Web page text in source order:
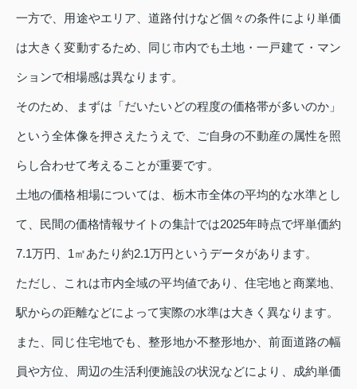
一方で、用途やエリア、道路付けなど個々の条件により単価
は大きく変動するため、同じ市内でも土地・一戸建て・マン
ションで相場感は異なります。
そのため、まずは「だいたいどの程度の価格帯が多いのか」
という全体像を押さえたうえで、ご自身の不動産の属性を照
らし合わせて考えることが重要です。
土地の価格相場については、栃木市全体の平均的な水準とし
て、民間の価格情報サイトの集計では2025年時点で坪単価約
7.1万円、1㎡あたり約2.1万円というデータがあります。
ただし、これは市内全域の平均値であり、住宅地と商業地、
駅からの距離などによって実際の水準は大きく異なります。
また、同じ住宅地でも、整形地か不整形地か、前面道路の幅
員や方位、周辺の生活利便施設の状況などにより、成約単価